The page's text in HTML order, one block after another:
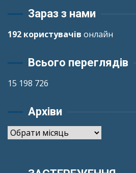
Зараз з нами
192 користувачів онлайн
Всього переглядів
15 198 726
Архіви
Архіви